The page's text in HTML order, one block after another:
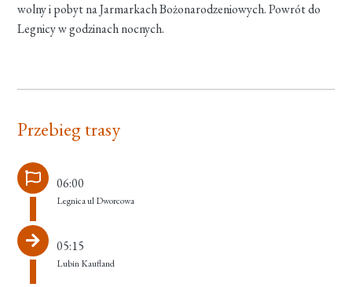
wolny i pobyt na Jarmarkach Bożonarodzeniowych. Powrót do
Legnicy w godzinach nocnych.
Przebieg trasy
06:00
Legnica ul Dworcowa
05:15
Lubin Kaufland